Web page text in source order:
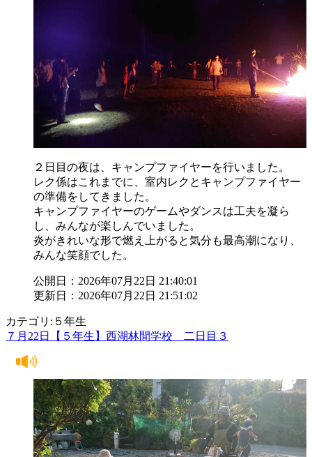
２日目の夜は、キャンプファイヤーを行いました。
レク係はこれまでに、室内レクとキャンプファイヤー
の準備をしてきました。
キャンプファイヤーのゲームやダンスは工夫を凝ら
し、みんなが楽しんでいました。
炎がきれいな形で燃え上がると気分も最高潮になり、
みんな笑顔でした。
公開日：2026年07月22日 21:40:01
更新日：2026年07月22日 21:51:02
カテゴリ:５年生
７月22日【５年生】西湖林間学校 二日目３